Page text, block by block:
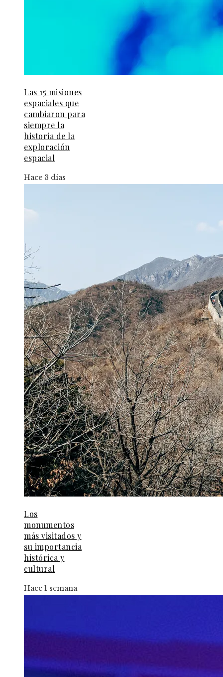
Las 15 misiones
espaciales que
cambiaron para
siempre la
historia de la
exploración
espacial
Hace 3 días
Los
monumentos
más visitados y
su importancia
histórica y
cultural
Hace 1 semana